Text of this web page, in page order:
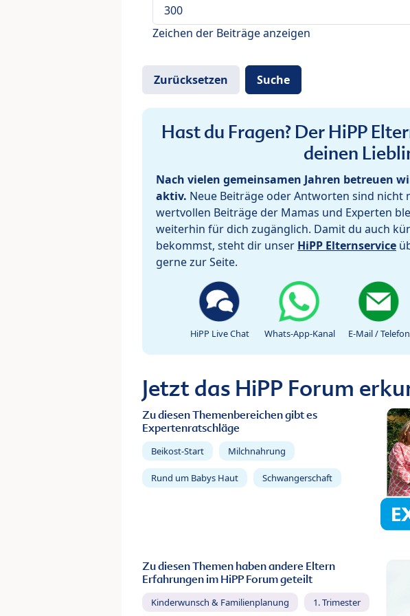
Zeichen der Beiträge anzeigen
Hast du Fragen? Der HiPP
deinen
Nach vielen gemeinsamen Jahren betreuen
aktiv. Neue Beiträge oder Antworten sind nicht
wertvollen Beiträge der Mamas und Experten
weiterhin für dich zugänglich. Damit du auch
bekommst, steht dir unser HiPP Elternservice
gerne zur Seite.
HiPP Live Chat Whats-App-Kanal E-Mail / Telefon
Jetzt das HiPP Forum
Zu diesen Themenbereichen gibt es
Expertenratschläge
Beikost-Start Milchnahrung
Rund um Babys Haut Schwangerschaft
Zu diesen Themen haben andere Eltern
Erfahrungen im HiPP Forum geteilt
Kinderwunsch & Familienplanung 1. Trimester